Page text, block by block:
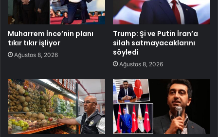
Muharrem İnce’nin planı
tıkır tıkır işliyor
Ağustos 8, 2026
Trump: Şi ve Putin İran’a
silah satmayacaklarını
söyledi
Ağustos 8, 2026